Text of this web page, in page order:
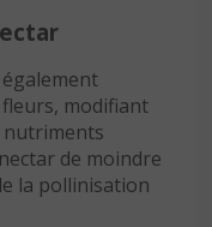
modifiant
nutriments
de moindre
la pollinisation